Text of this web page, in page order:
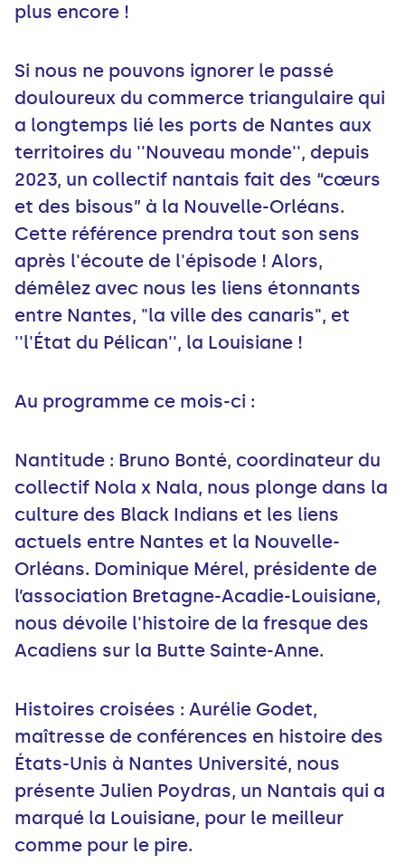
plus encore !
Si nous ne pouvons ignorer le passé
douloureux du commerce triangulaire qui
a longtemps lié les ports de Nantes aux
territoires du ''Nouveau monde'', depuis
2023, un collectif nantais fait des “cœurs
et des bisous” à la Nouvelle-Orléans.
Cette référence prendra tout son sens
après l'écoute de l'épisode ! Alors,
démêlez avec nous les liens étonnants
entre Nantes, "la ville des canaris", et
''l'État du Pélican'', la Louisiane !
Au programme ce mois-ci :
Nantitude : Bruno Bonté, coordinateur du
collectif Nola x Nala, nous plonge dans la
culture des Black Indians et les liens
actuels entre Nantes et la Nouvelle-
Orléans. Dominique Mérel, présidente de
l’association Bretagne-Acadie-Louisiane,
nous dévoile l'histoire de la fresque des
Acadiens sur la Butte Sainte-Anne.
Histoires croisées : Aurélie Godet,
maîtresse de conférences en histoire des
États-Unis à Nantes Université, nous
présente Julien Poydras, un Nantais qui a
marqué la Louisiane, pour le meilleur
comme pour le pire.